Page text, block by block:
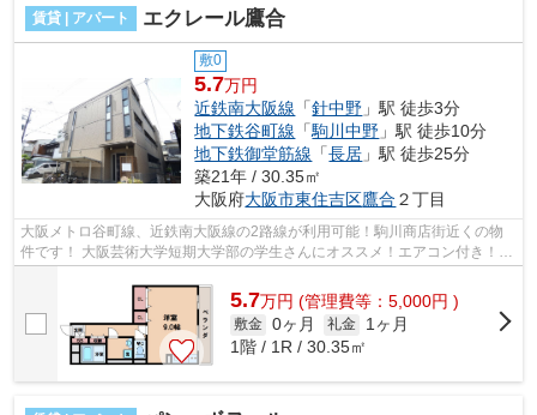
賃貸 | アパート エクレール鷹合
敷0
5.7万円
近鉄南大阪線 「針中野 」駅 徒歩3分
地下鉄谷町線 「駒川中野 」駅 徒歩10分
地下鉄御堂筋線 「長居 」駅 徒歩25分
築21年 / 30.35㎡
大阪府大阪市東住吉区鷹合 ２丁目
大阪メトロ谷町線、近鉄南大阪線の2路線が利用可能！駒川商店街近くの物
件です！ 大阪芸術大学短期大学部の学生さんにオススメ！エアコン付き！
■□■□■□■□■□■□■□■□■□■□■□■□■□■□■□■□■□...
5.7万円 (管理費等：5,000円 )
敷金 0ヶ月 礼金
1ヶ月
1階 / 1R / 30.35㎡